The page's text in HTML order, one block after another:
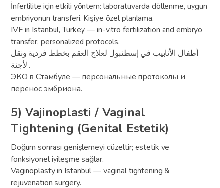
İnfertilite için etkili yöntem: laboratuvarda döllenme, uygun
embriyonun transferi. Kişiye özel planlama.
IVF in Istanbul, Turkey — in-vitro fertilization and embryo
transfer, personalized protocols.
أطفال الأنابيب في إسطنبول لعلاج العقم بخطط فردية ونقل
الأجنة.
ЭКО в Стамбуле — персональные протоколы и
перенос эмбриона.
5) Vajinoplasti / Vaginal
Tightening (Genital Estetik)
Doğum sonrası genişlemeyi düzeltir; estetik ve
fonksiyonel iyileşme sağlar.
Vaginoplasty in Istanbul — vaginal tightening &
rejuvenation surgery.